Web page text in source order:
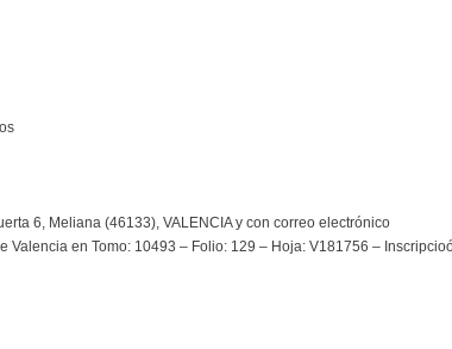
6, Meliana (46133), VALENCIA y con correo electrónico
en Tomo: 10493 – Folio: 129 – Hoja: V181756 –